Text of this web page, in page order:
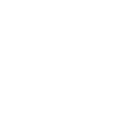
B3